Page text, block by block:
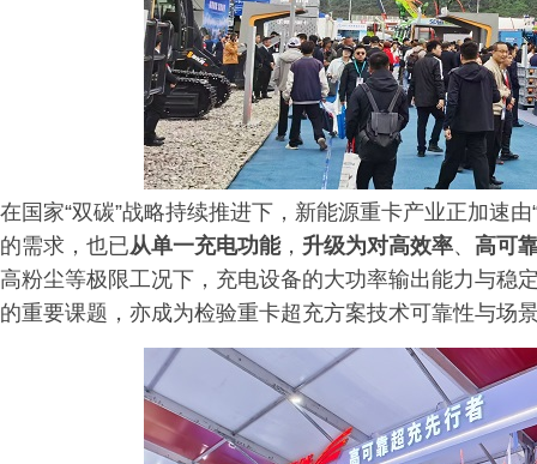
在国家“双碳”战略持续推进下，新能源重卡产业正加速
的需求，也已从单一充电功能， 升级为对高效率、 高可
高粉尘等极限工况下，充电设备的大功率输出能力与稳
的重要课题，亦成为检验重卡超充方案技术可靠性与场